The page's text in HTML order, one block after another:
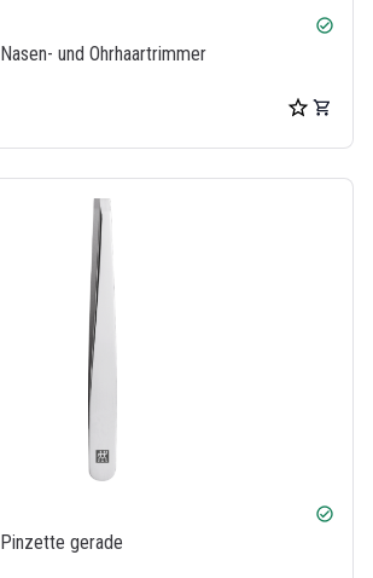
check_circle
Nasen- und Ohrhaartrimmer
check_circle
Pinzette gerade